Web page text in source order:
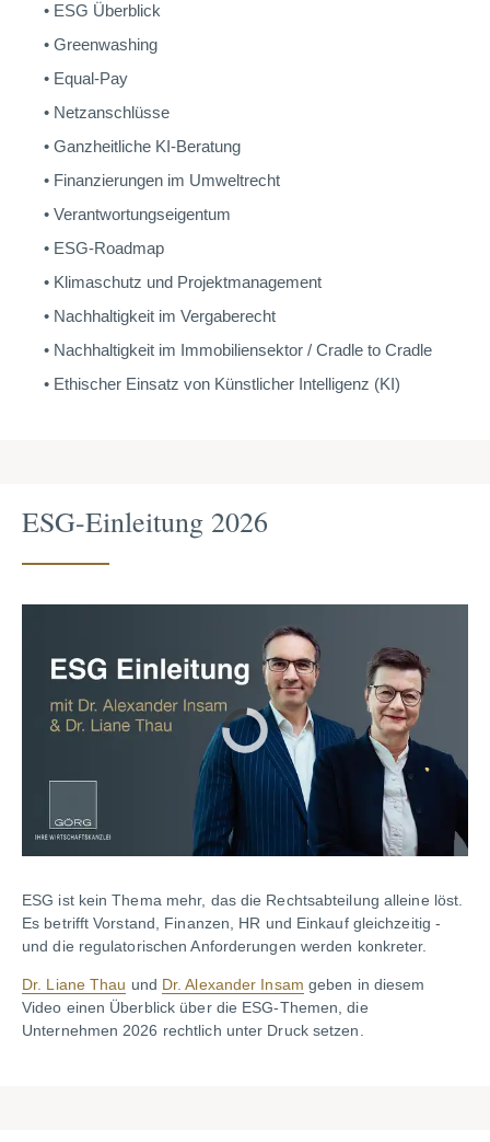
ESG Überblick
Greenwashing
Equal-Pay
Netzanschlüsse
Ganzheitliche KI-Beratung
Finanzierungen im Umweltrecht
Verantwortungseigentum
ESG-Roadmap
Klimaschutz und Projektmanagement
Nachhaltigkeit im Vergaberecht
Nachhaltigkeit im Immobiliensektor / Cradle to Cradle
Ethischer Einsatz von Künstlicher Intelligenz (KI)
ESG-Einleitung 2026
ESG ist kein Thema mehr, das die Rechtsabteilung alleine löst.
Es betrifft Vorstand, Finanzen, HR und Einkauf gleichzeitig -
und die regulatorischen Anforderungen werden konkreter.
Dr. Liane Thau und Dr. Alexander Insam geben in diesem
Video einen Überblick über die ESG-Themen, die
Unternehmen 2026 rechtlich unter Druck setzen.